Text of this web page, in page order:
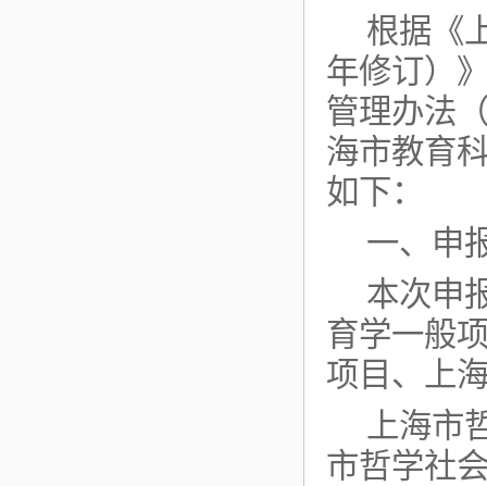
根据《
年修订）
管理办法
海市教育
如下：
一、申
本次申
育学一般
项目、上
上海市
市哲学社